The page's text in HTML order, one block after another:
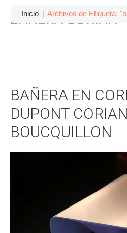
BAÑERA CORIAN
Inicio Archivos de Etiqueta:
BAÑERA EN
DUPONT CORIAN
BOUCQUILLON